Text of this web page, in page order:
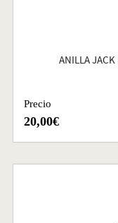
ANILLA JACK
Precio
20,00€